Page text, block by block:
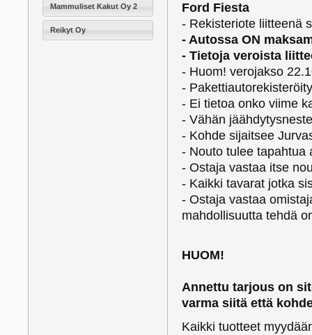
Mammuliset Kakut Oy 2
Reikyt Oy
Ford Fiesta
- Rekisteriote liitteenä
- Autossa ON
- Tietoja veroista
- Huom! verojakso
-
- Ei tietoa onko viime
- Vähän
- Kohde sijaitsee
- Nouto tulee tapahtua
- Ostaja vastaa itse
- Kaikki tavarat jotka
- Ostaja vastaa
mahdollisuutta tehdä
HUOM!
Annettu tarjous on
varma siitä että
Kaikki tuotteet